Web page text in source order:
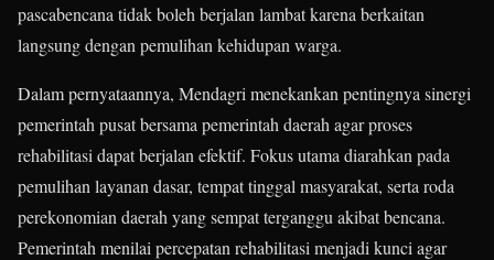
pascabencana tidak boleh berjalan lambat karena berkaitan
langsung dengan pemulihan kehidupan warga.
Dalam pernyataannya, Mendagri menekankan pentingnya sinergi
pemerintah pusat bersama pemerintah daerah agar proses
rehabilitasi dapat berjalan efektif. Fokus utama diarahkan pada
pemulihan layanan dasar, tempat tinggal masyarakat, serta roda
perekonomian daerah yang sempat terganggu akibat bencana.
Pemerintah menilai percepatan rehabilitasi menjadi kunci agar